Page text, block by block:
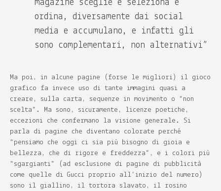
magazine sceglie e seleziona e
ordina, diversamente dai social
media e accumulano, e infatti gli
sono complementari, non alternativi”
Ma poi, in alcune pagine (forse le migliori) il gioco
grafico fa invece uso di tante immagini quasi a
creare, sulla carta, sequenze in movimento o “non
scelta”. Ma sono, sicuramente, licenze poetiche,
eccezioni che confermano la visione generale. Si
parla di pagine che diventano colorate perché
“pensiamo che oggi ci sia più bisogno di gioia e
bellezza, che di rigore e freddezza”, e i colori più
“sgargianti” (ad esclusione di pagine di pubblicità
come quelle di Gucci proprio all’inizio del numero)
sono il giallino, il tortora slavato, il rosino